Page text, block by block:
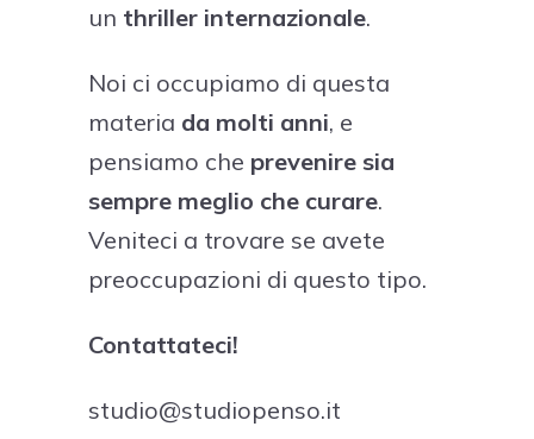
un thriller internazionale.
Noi ci occupiamo di questa
materia da molti anni, e
pensiamo che prevenire sia
sempre meglio che curare.
Veniteci a trovare se avete
preoccupazioni di questo tipo.
Contattateci!
studio@studiopenso.it